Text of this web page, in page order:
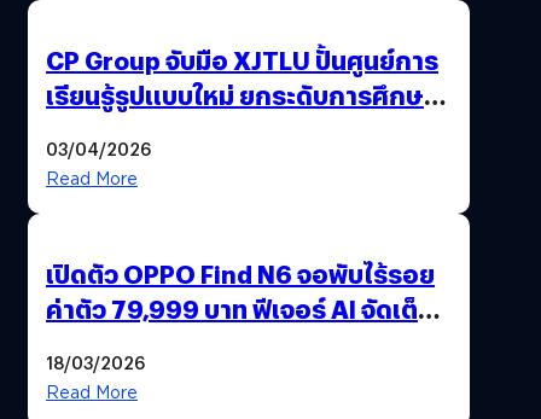
CP Group จับมือ XJTLU ปั้นศูนย์การ
เรียนรู้รูปแบบใหม่ ยกระดับการศึกษา
03/04/2026
Read More
เปิดตัว OPPO Find N6 จอพับไร้รอย
ค่าตัว 79,999 บาท ฟีเจอร์ AI จัดเต็ม
18/03/2026
Read More